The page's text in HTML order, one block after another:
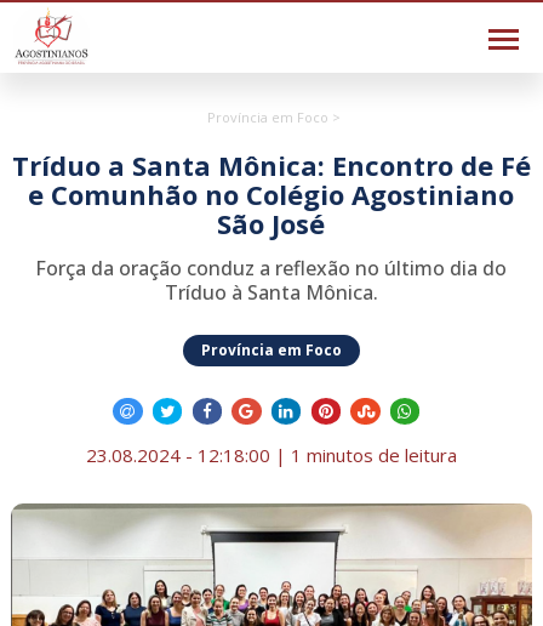
Província em Foco >
Tríduo a Santa Mônica: Encontro de Fé
e Comunhão no Colégio Agostiniano
São José
Força da oração conduz a reflexão no último dia do
Tríduo à Santa Mônica.
Província em Foco
23.08.2024 - 12:18:00 | 1 minutos de leitura